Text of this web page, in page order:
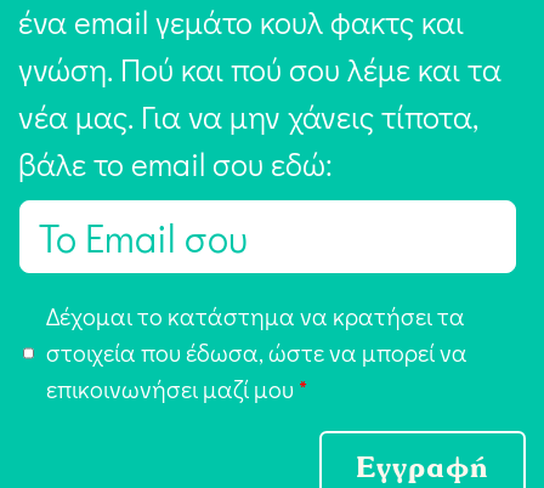
ένα email γεμάτο κουλ φακτς και
γνώση. Πού και πού σου λέμε και τα
νέα μας. Για να μην χάνεις τίποτα,
βάλε το email σου εδώ:
E
π
Δέχομαι το κατάστημα να κρατήσει τα
στοιχεία που έδωσα, ώστε να μπορεί να
επικοινωνήσει μαζί μου *
Εγγραφή